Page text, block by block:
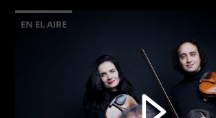
EN EL AIRE